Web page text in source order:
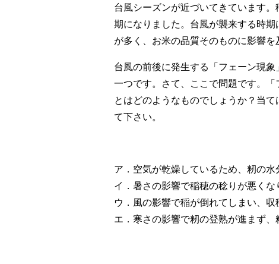
台風シーズンが近づいてきています
期になりました。台風が襲来する時
が多く、お米の品質そのものに影響を
台風の前後に発生する「フェーン現
一つです。さて、ここで問題です。
とはどのようなものでしょうか？当
て下さい。
ア．空気が乾燥しているため、籾の水
イ．暑さの影響で稲穂の稔りが悪くな
ウ．風の影響で稲が倒れてしまい、収
エ．寒さの影響で籾の登熟が進まず、